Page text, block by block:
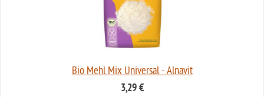
Bio Mehl Mix Universal - Alnavit
3,29 €